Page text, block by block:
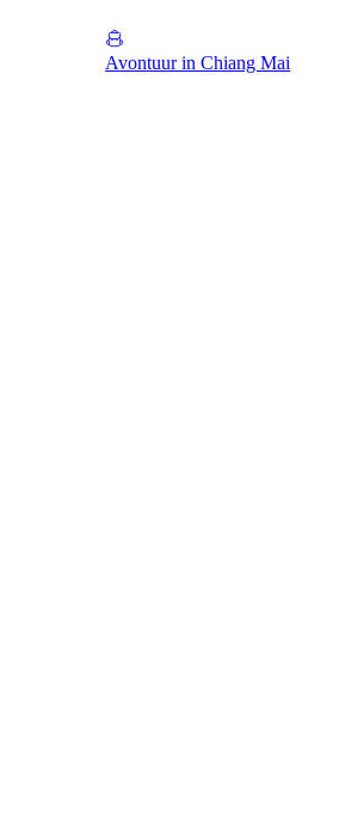
Avontuur in Chiang Mai